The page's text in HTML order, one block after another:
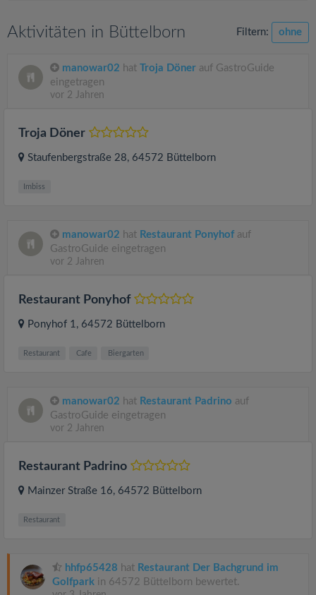
Aktivitäten in Büttelborn Filtern: ohne
manowar02 hat Troja Döner auf GastroGuide
eingetragen
vor 2 Jahren
Troja Döner
Staufenbergstraße 28, 64572 Büttelborn
Imbiss
manowar02 hat Restaurant Ponyhof auf
GastroGuide eingetragen
vor 2 Jahren
Restaurant Ponyhof
Ponyhof 1, 64572 Büttelborn
Restaurant Cafe Biergarten
manowar02 hat Restaurant Padrino auf
GastroGuide eingetragen
vor 2 Jahren
Restaurant Padrino
Mainzer Straße 16, 64572 Büttelborn
Restaurant
hhfp65428 hat Restaurant Der Bachgrund im
Golfpark in 64572 Büttelborn bewertet.